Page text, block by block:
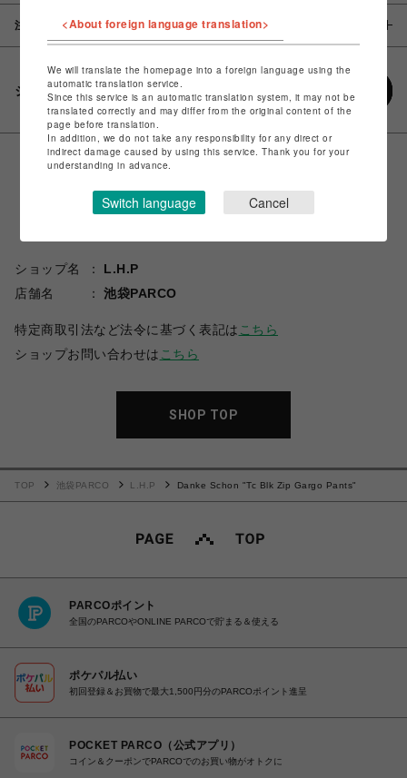
注意事項
シェアする
ショップ名
L.H.P
店舗名
池袋PARCO
特定商取引法など法令に基づく表記は こちら
ショップお問い合わせは こちら
SHOP TOP
TOP 池袋PARCO L.H.P Danke Schon "Tc Blk Zip Gargo Pants"
PARCOポイント
全国のPARCOやONLINE PARCOで貯まる＆使える
ポケパル払い
初回登録＆お買物で最大1,500円分のPARCOポイント進呈
POCKET PARCO（公式アプリ）
コイン＆クーポンでPARCOでのお買い物がオトクに
<About foreign language translation>
We will translate the homepage into a foreign language using the
automatic translation service.
Since this service is an automatic translation system, it may not be
translated correctly and may differ from the original content of the
page before translation.
In addition, we do not take any responsibility for any direct or
indirect damage caused by using this service. Thank you for your
understanding in advance.
Switch language Cancel